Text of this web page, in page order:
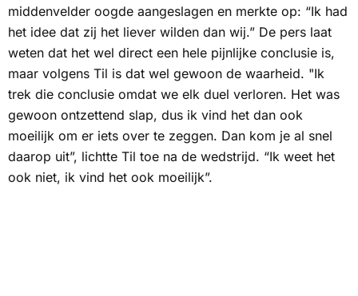
middenvelder oogde aangeslagen en merkte op: “Ik had
het idee dat zij het liever wilden dan wij.” De pers laat
weten dat het wel direct een hele pijnlijke conclusie is,
maar volgens Til is dat wel gewoon de waarheid. "Ik
trek die conclusie omdat we elk duel verloren. Het was
gewoon ontzettend slap, dus ik vind het dan ook
moeilijk om er iets over te zeggen. Dan kom je al snel
daarop uit”, lichtte Til toe na de wedstrijd. “Ik weet het
ook niet, ik vind het ook moeilijk”.